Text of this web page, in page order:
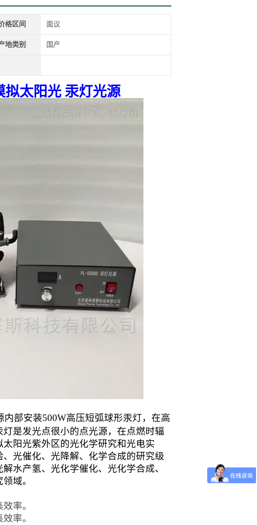
格区间 面议
地类别 国产
拟太阳光 汞灯光源
内部安装500W高压短弧球形汞灯，在高
灯是发光点很小的点光源，在点燃时辐
太阳光紫外区的光化学研究和光电实
光催化、光降解、化学合成的研究级
水产氢、光化学催化、光化学合成、
域。
率。
率。